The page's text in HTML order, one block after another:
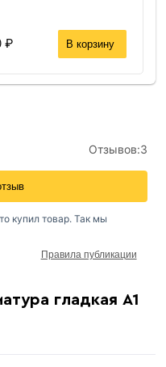
₽ В корзину
гладкая А1
Отзывов:3
купил товар. Так мы
Правила публикации